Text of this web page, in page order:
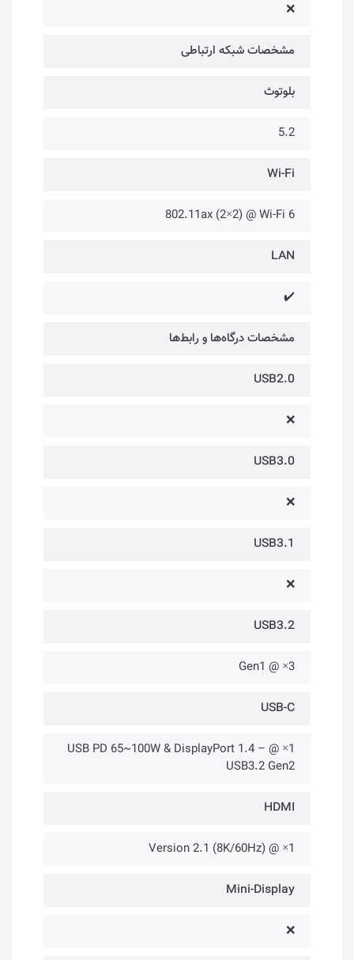
❌
مشخصات شبکه ارتباطی
بلوتوث
5.2
Wi-Fi
802.11ax (2×2) @ Wi-Fi 6
LAN
✔️
مشخصات درگاه‌ها و رابط‌ها
USB2.0
❌
USB3.0
❌
USB3.1
❌
USB3.2
3× @ Gen1
USB-C
1× @ USB PD 65~100W & DisplayPort 1.4 –
USB3.2 Gen2
HDMI
1× @ Version 2.1 (8K/60Hz)
Mini-Display
❌